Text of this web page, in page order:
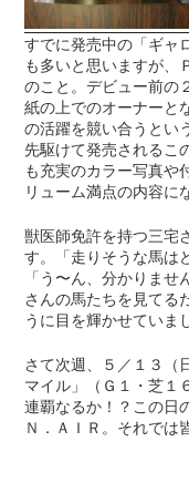
すでに発売中の「ギャ
も多いと思いますが、
のこと。デビュー前の
紙の上でのオーナーと
の活躍を競い合うとい
先駆けて発売されるこ
も充実のカラー写真や
リューム満点の内容に
獣医師免許を持つ三宅
す。「走りそうな馬は
「う〜ん、分かりませ
さんの馬たちを見てる
うに目を輝かせていま
さて次週、５／１３（
マイル」（Ｇ１・芝１
連覇なるか！？この日
Ｎ．ＡＩＲ。それでは